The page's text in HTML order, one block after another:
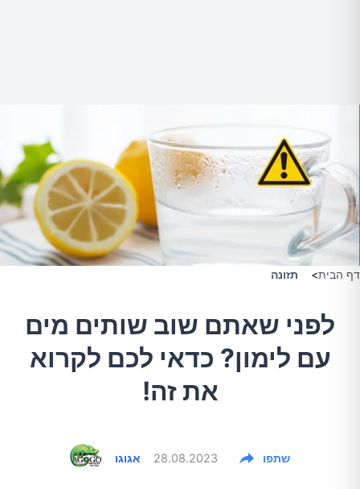
דף הבית> תזונה
לפני שאתם שוב שותים מים
עם לימון? כדאי לכם לקרוא
את זה!
אגוגו 28.08.2023 שתפו